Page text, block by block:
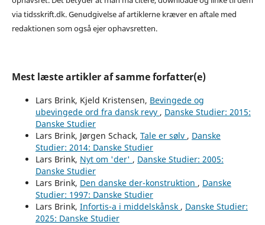
via tidsskrift.dk. Genudgivelse af artiklerne kræver en aftale med
redaktionen som også ejer ophavsretten.
Mest læste artikler af samme forfatter(e)
Lars Brink, Kjeld Kristensen, Bevingede og
ubevingede ord fra dansk revy , Danske Studier: 2015:
Danske Studier
Lars Brink, Jørgen Schack, Tale er sølv , Danske
Studier: 2014: Danske Studier
Lars Brink, Nyt om 'der' , Danske Studier: 2005:
Danske Studier
Lars Brink, Den danske der-konstruktion , Danske
Studier: 1997: Danske Studier
Lars Brink, Infortis-a i middelskånsk , Danske Studier:
2025: Danske Studier